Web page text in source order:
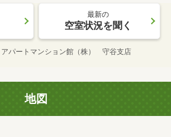
最新の
空室状況を聞く
アパートマンション館（株） 守谷支店
地図